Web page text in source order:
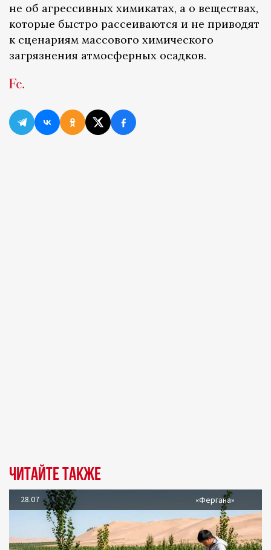
не об агрессивных химикатах, а о веществах,
которые быстро рассеиваются и не приводят
к сценариям массового химического
загрязнения атмосферных осадков.
Читайте также
28.07 «Фергана»